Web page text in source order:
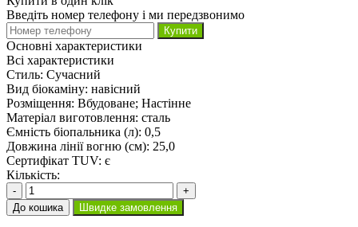
Введіть номер телефону і ми передзвонимо
Купити
Основні характеристики
Всі характеристики
Стиль: Сучасний
Вид біокаміну: навісний
Розміщення: Вбудоване; Настінне
Матеріал виготовлення: сталь
Ємність біопальника (л): 0,5
Довжина лінії вогню (см): 25,0
Сертифікат TUV: є
Кількість:
-
+
До кошика
Швидке замовлення